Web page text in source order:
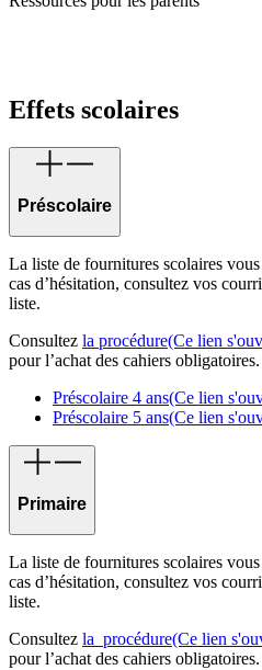
Effets scolaires
Préscolaire
La liste de fournitures scolaires
cas d’hésitation, consultez vos
liste.
Consultez la procédure(Ce lien
pour l’achat des cahiers obligatoires.
Préscolaire 4 ans(Ce lien
Préscolaire 5 ans(Ce lien
Primaire
La liste de fournitures scolaires
cas d’hésitation, consultez vos
liste.
Consultez la procédure(Ce lien
pour l’achat des cahiers obligatoires.